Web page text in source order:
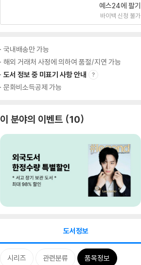
예스24에 팔기
바이백 신청 불가
국내배송만 가능
해외 거래처 사정에 의하여 품절/지연 가능
도서 정보 중 미표기 사항 안내
문화비소득공제 가능
이 분야의 이벤트 10
도서정보
시리즈 관련분류 품목정보